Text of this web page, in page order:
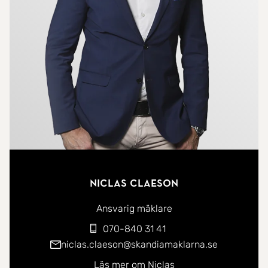
trädkoja som nuvarande ägare byggt.
Bottenvåningen är social och inbjudande med
öppet mellan kök och vardagsrum. I
vardagsrummet hittar vi en fin murad och putsad
öppen spis och på detta plan finns också ett
stilrent renoverat badrum, sovrum samt en hall
med bra avlastning och en gäst-wc. På
övervåningen erbjuder huset en familjevänlig
Från allrummet har vi också uppgång till den
delvis inredda vinden där vi hittar ytterligare ett
förvaringsytor, bl.a. i garaget. I källaren finns även
tvättstuga (med extra kyl och frys), badrum med
Niclas Claeson
Ansvarig mäklare
070-840 31 41
niclas.claeson@skandiamaklarna.se
Läs mer om Niclas